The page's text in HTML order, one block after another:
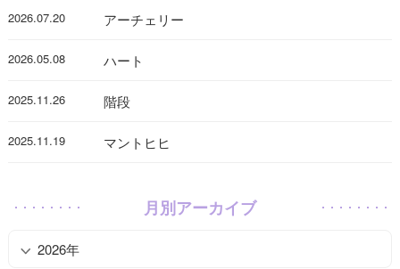
2026.07.20 アーチェリー
2026.05.08 ハート
2025.11.26 階段
2025.11.19 マントヒヒ
月別アーカイブ
2026年